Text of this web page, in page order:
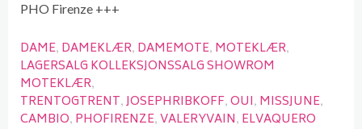
PHO Firenze +++
DAME DAMEKLÆR DAMEMOTE MOTEKLÆR
LAGERSALG KOLLEKSJONSSALG SHOWROM
MOTEKLÆR
TRENTOGTRENT JOSEPHRIBKOFF OUI MISSJUNE
CAMBIO PHOFIRENZE VALERYVAIN ELVAQUERO